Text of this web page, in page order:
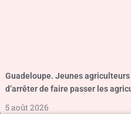
Guadeloupe. Jeunes
d’arrêter de faire passer les
5 août 2026